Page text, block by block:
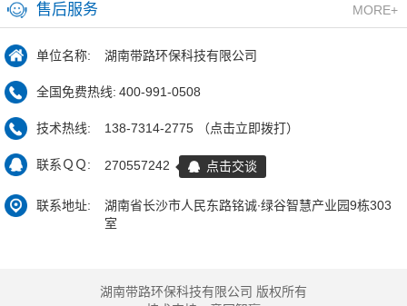
售后服务 MORE+
单位名称: 湖南带路环保科技有限公司
全国免费热线:400-991-0508
技术热线: 138-7314-2775 （点击立即拨打）
联系ＱＱ: 270557242 点击交谈
联系地址:
湖南省长沙市人民东路铭诚∙绿谷智慧产业园9栋303
室
湖南带路环保科技有限公司 版权所有